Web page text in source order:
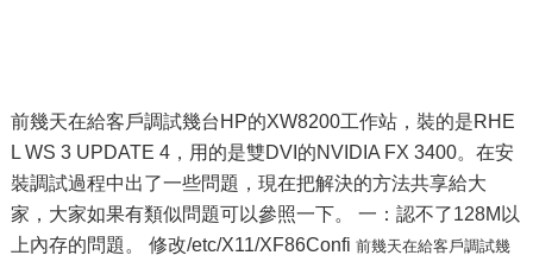
前幾天在給客戶調試幾台HP的XW8200工作站，裝的是RHE
L WS 3 UPDATE 4，用的是雙DVI的NVIDIA FX 3400。在安
裝調試過程中出了一些問題，現在把解決的方法共享給大
家，大家如果有類似問題可以參照一下。 一：認不了128M以
上內存的問題。 修改/etc/X11/XF86Confi 前幾天在給客戶調試幾